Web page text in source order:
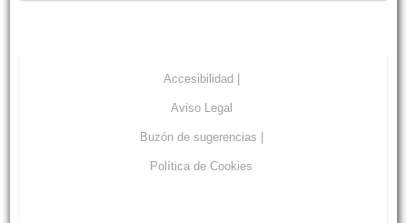
Accesibilidad |
Aviso Legal
Buzón de sugerencias |
Política de Cookies